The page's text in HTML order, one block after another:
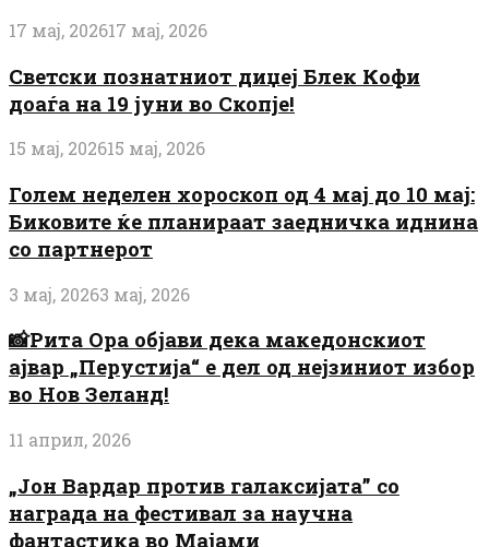
17 мај, 202617 мај, 2026
Светски познатниот диџеј Блек Кофи
доаѓа на 19 јуни во Скопје!
15 мај, 202615 мај, 2026
Голем неделен хороскоп од 4 мај до 10 мај:
Биковите ќе планираат заедничка иднина
со партнерот
3 мај, 20263 мај, 2026
📸Рита Ора објави дека македонскиот
ајвар „Перустија“ е дел од нејзиниот избор
во Нов Зеланд!
11 април, 2026
„Јон Вардар против галаксијата” со
награда на фестивал за научна
фантастика во Мајами